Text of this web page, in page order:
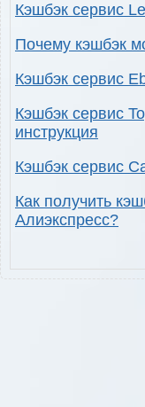
Кэшбэк сервис
Почему кэшбэк
Кэшбэк сервис
Кэшбэк сервис
инструкция
Кэшбэк сервис
Как получить
Алиэкспресс?